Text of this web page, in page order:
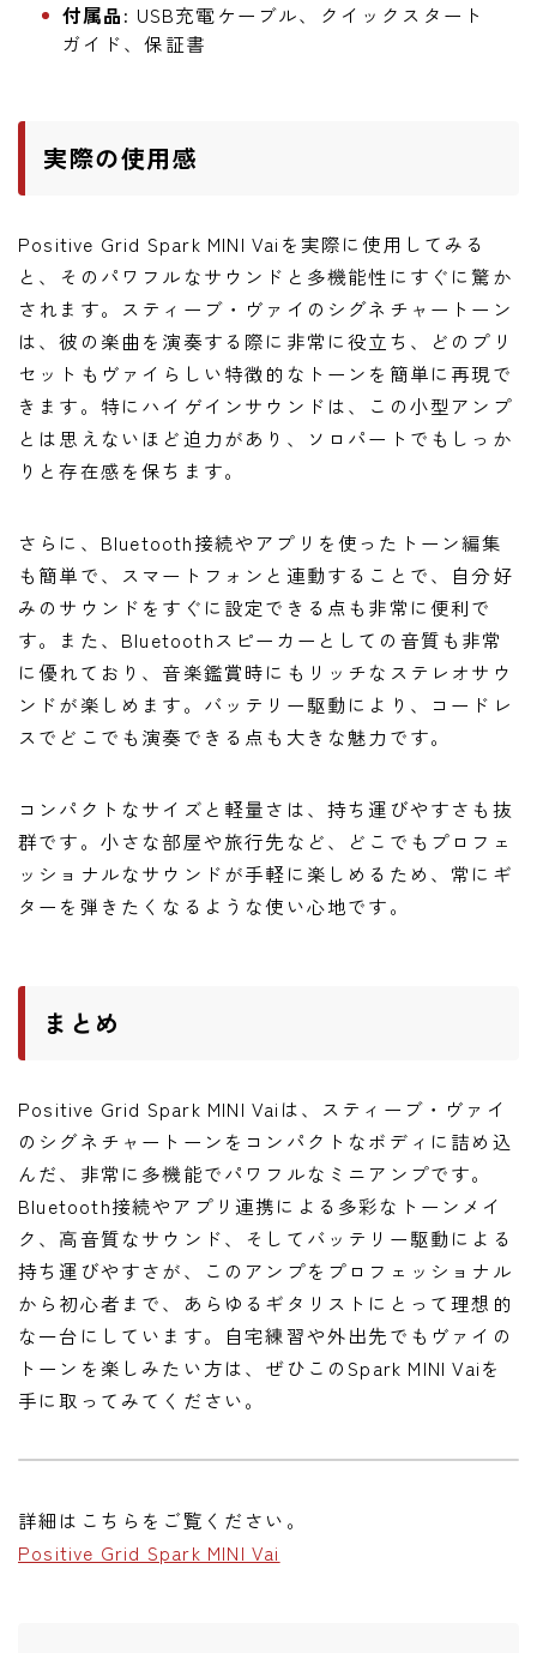
付属品: USB充電ケーブル、クイックスタート
ガイド、保証書
実際の使用感
Positive Grid Spark MINI Vaiを実際に使用してみる
と、そのパワフルなサウンドと多機能性にすぐに驚か
されます。スティーブ・ヴァイのシグネチャートーン
は、彼の楽曲を演奏する際に非常に役立ち、どのプリ
セットもヴァイらしい特徴的なトーンを簡単に再現で
きます。特にハイゲインサウンドは、この小型アンプ
とは思えないほど迫力があり、ソロパートでもしっか
りと存在感を保ちます。
さらに、Bluetooth接続やアプリを使ったトーン編集
も簡単で、スマートフォンと連動することで、自分好
みのサウンドをすぐに設定できる点も非常に便利で
す。また、Bluetoothスピーカーとしての音質も非常
に優れており、音楽鑑賞時にもリッチなステレオサウ
ンドが楽しめます。バッテリー駆動により、コードレ
スでどこでも演奏できる点も大きな魅力です。
コンパクトなサイズと軽量さは、持ち運びやすさも抜
群です。小さな部屋や旅行先など、どこでもプロフェ
ッショナルなサウンドが手軽に楽しめるため、常にギ
ターを弾きたくなるような使い心地です。
まとめ
Positive Grid Spark MINI Vaiは、スティーブ・ヴァイ
のシグネチャートーンをコンパクトなボディに詰め込
んだ、非常に多機能でパワフルなミニアンプです。
Bluetooth接続やアプリ連携による多彩なトーンメイ
ク、高音質なサウンド、そしてバッテリー駆動による
持ち運びやすさが、このアンプをプロフェッショナル
から初心者まで、あらゆるギタリストにとって理想的
な一台にしています。自宅練習や外出先でもヴァイの
トーンを楽しみたい方は、ぜひこのSpark MINI Vaiを
手に取ってみてください。
詳細はこちらをご覧ください。
Positive Grid Spark MINI Vai